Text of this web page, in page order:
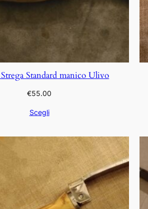
Standard manico Ulivo
€55.00
Scegli